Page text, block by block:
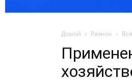
Домой Разное